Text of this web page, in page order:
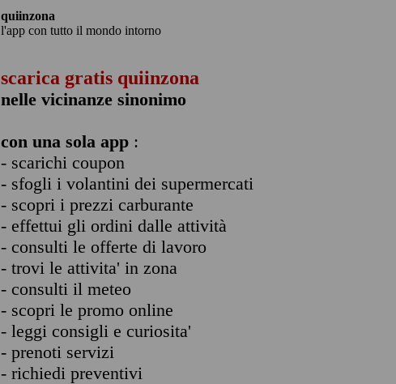
quiinzona
l'app con tutto il mondo intorno
scarica gratis quiinzona
nelle vicinanze sinonimo
con una sola app :
- scarichi coupon
- sfogli i volantini dei supermercati
- scopri i prezzi carburante
- effettui gli ordini dalle attività
- consulti le offerte di lavoro
- trovi le attivita' in zona
- consulti il meteo
- scopri le promo online
- leggi consigli e curiosita'
- prenoti servizi
- richiedi preventivi